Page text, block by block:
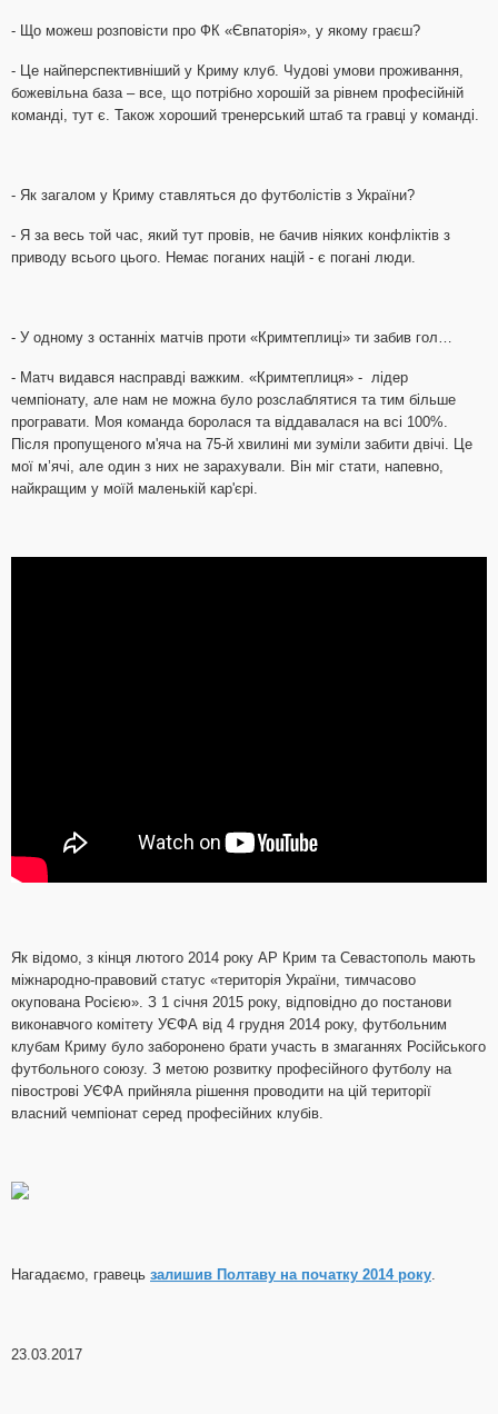
- Що можеш розповісти про ФК «Євпаторія», у якому граєш?
- Це найперспективніший у Криму клуб. Чудові умови проживання,
божевільна база – все, що потрібно хорошій за рівнем професійній
команді, тут є. Також хороший тренерський штаб та гравці у команді.
- Як загалом у Криму ставляться до футболістів з України?
- Я за весь той час, який тут провів, не бачив ніяких конфліктів з
приводу всього цього. Немає поганих націй - є погані люди.
- У одному з останніх матчів проти «Кримтеплиці» ти забив гол…
- Матч видався насправді важким. «Кримтеплиця» - лідер
чемпіонату, але нам не можна було розслаблятися та тим більше
програвати. Моя команда боролася та віддавалася на всі 100%.
Після пропущеного м'яча на 75-й хвилині ми зуміли забити двічі. Це
мої м’ячі, але один з них не зарахували. Він міг стати, напевно,
найкращим у моїй маленькій кар'єрі.
Як відомо, з кінця лютого 2014 року АР Крим та Севастополь мають
міжнародно-правовий статус «територія України, тимчасово
окупована Росією». З 1 січня 2015 року, відповідно до постанови
виконавчого комітету УЄФА від 4 грудня 2014 року, футбольним
клубам Криму було заборонено брати участь в змаганнях Російського
футбольного союзу. З метою розвитку професійного футболу на
півострові УЄФА прийняла рішення проводити на цій території
власний чемпіонат серед професійних клубів.
Нагадаємо, гравець залишив Полтаву на початку 2014 року.
23.03.2017